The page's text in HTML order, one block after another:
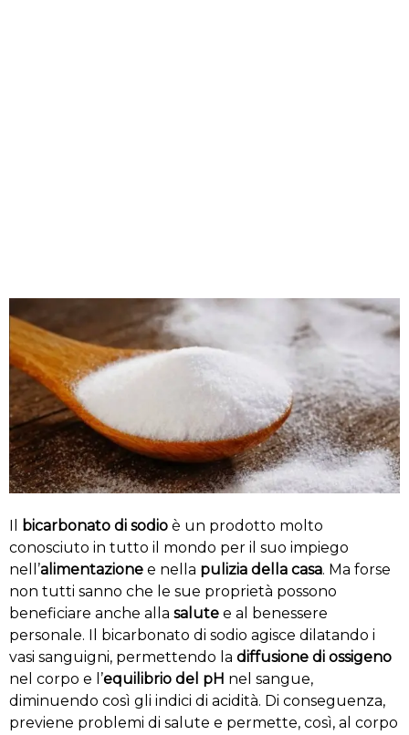
Il bicarbonato di sodio è un prodotto molto
conosciuto in tutto il mondo per il suo impiego
nell’alimentazione e nella pulizia della casa. Ma forse
non tutti sanno che le sue proprietà possono
beneficiare anche alla salute e al benessere
personale. Il bicarbonato di sodio agisce dilatando i
vasi sanguigni, permettendo la diffusione di ossigeno
nel corpo e l’equilibrio del pH nel sangue,
diminuendo così gli indici di acidità. Di conseguenza,
previene problemi di salute e permette, così, al corpo